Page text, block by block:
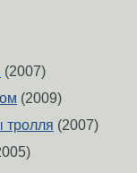
(2007)
(2009)
тролля (2007)